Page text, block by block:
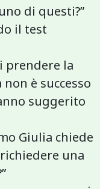
di questi?”
il test
prendere la
è successo
suggerito
Giulia chiede
una